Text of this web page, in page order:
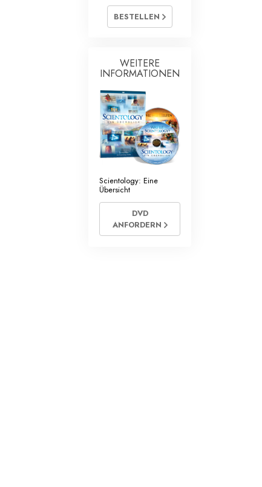
BESTELLEN
WEITERE
INFORMATIONEN
Scientology: Eine
Übersicht
DVD
ANFORDERN